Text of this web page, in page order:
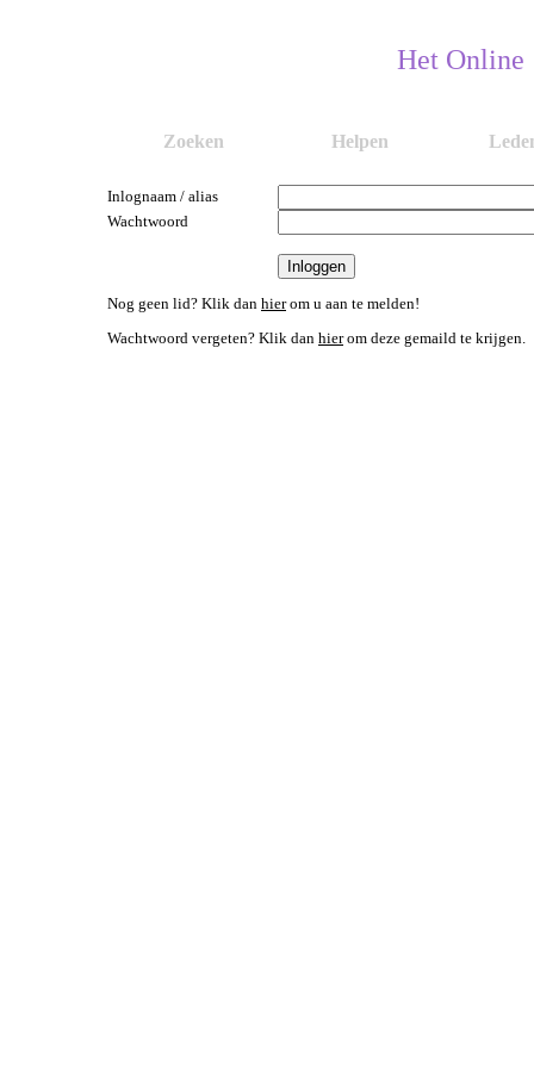
Het Online
Zoeken Helpen
Inlognaam / alias
Wachtwoord
Nog geen lid? Klik dan hierom u aan te melden!
Wachtwoord vergeten? Klik dan hierom deze gemaild te krijgen.